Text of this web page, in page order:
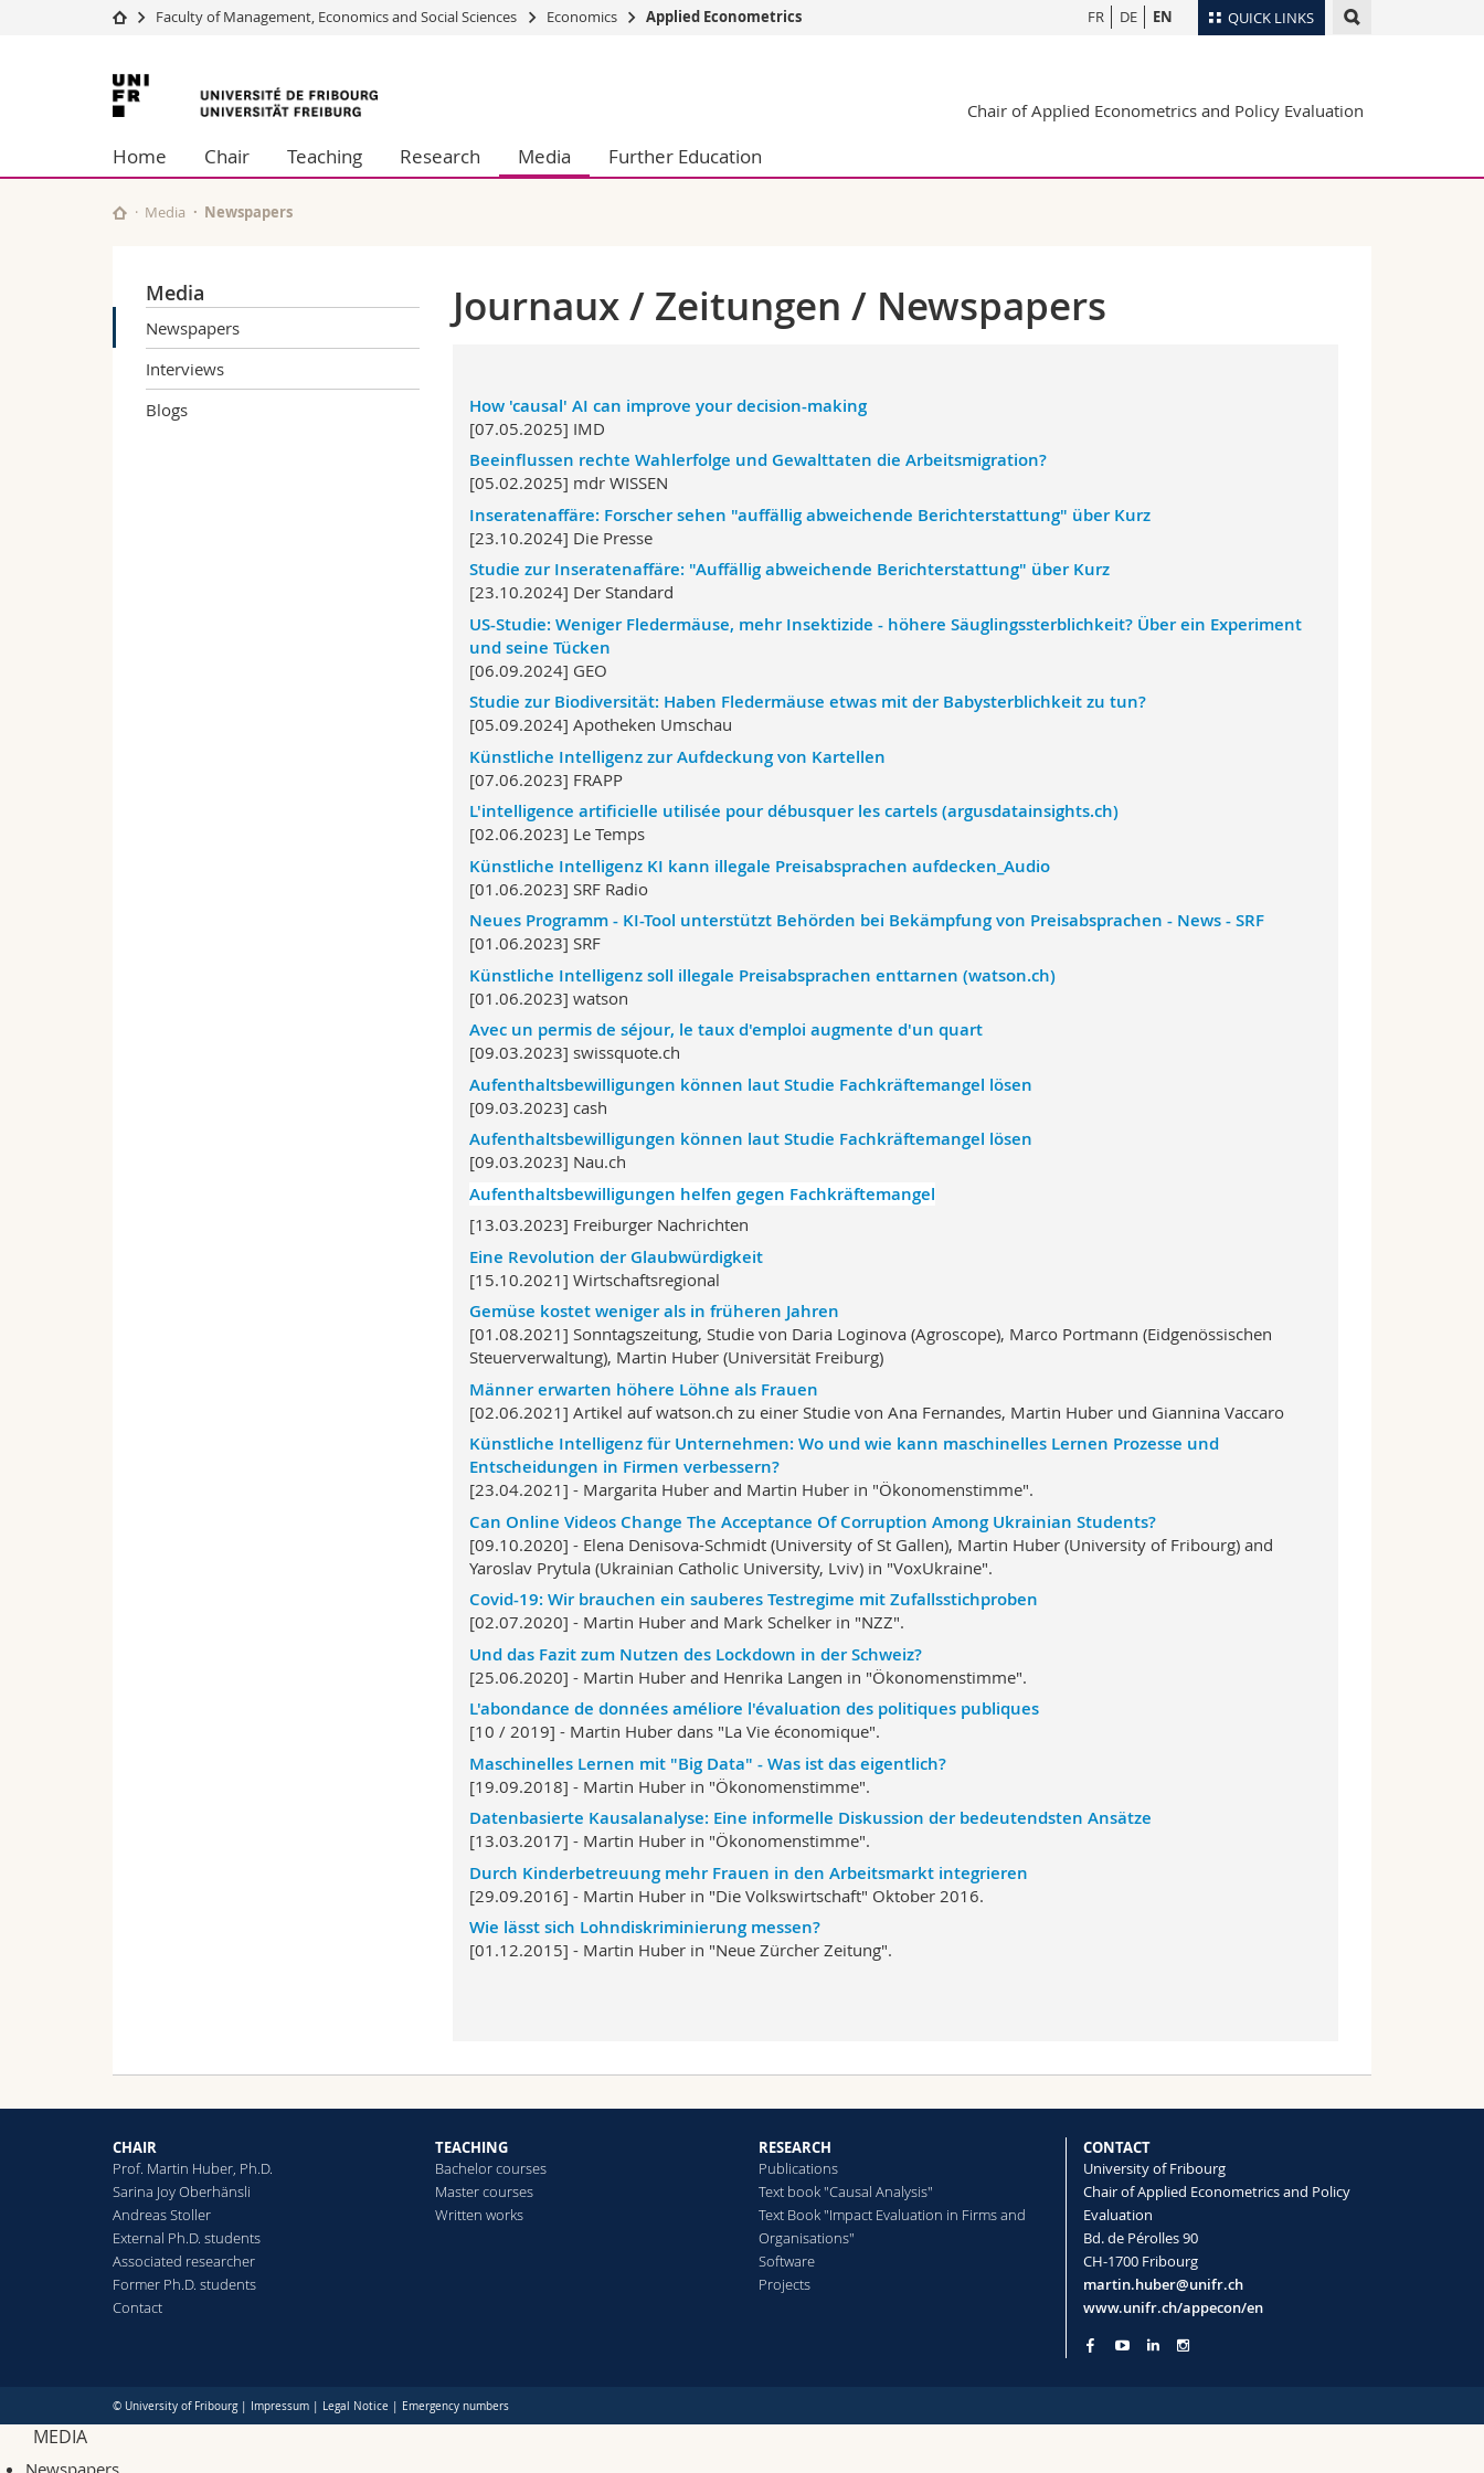
QUICK LINKS
University
Studies
Research
University
Continuing education
Management, Economics and Social sciences
Humanities
Prospective students
Researchers
Maps/Orientation
Webmail
FR DE EN
Faculty of Management, Economics and Social Sciences Economics Applied Econometrics
University
of
Fribourg
Chair of Applied Econometrics and Policy Evaluation
Home Chair Teaching Research Media Further Education
Media Newspapers
Media
Newspapers
Interviews
Blogs
Journaux / Zeitungen / Newspapers
How 'causal' AI can improve your decision-making
[07.05.2025] IMD
Beeinflussen rechte Wahlerfolge und Gewalttaten die Arbeitsmigration?
[05.02.2025] mdr WISSEN
Inseratenaffäre: Forscher sehen "auffällig abweichende Berichterstattung" über Kurz
[23.10.2024] Die Presse
Studie zur Inseratenaffäre: "Auffällig abweichende Berichterstattung" über Kurz
[23.10.2024] Der Standard
US-Studie: Weniger Fledermäuse, mehr Insektizide - höhere Säuglingssterblichkeit? Über ein Experiment
und seine Tücken
[06.09.2024] GEO
Studie zur Biodiversität: Haben Fledermäuse etwas mit der Babysterblichkeit zu tun?
[05.09.2024] Apotheken Umschau
Künstliche Intelligenz zur Aufdeckung von Kartellen
[07.06.2023] FRAPP
L'intelligence artificielle utilisée pour débusquer les cartels (argusdatainsights.ch)
[02.06.2023] Le Temps
Künstliche Intelligenz KI kann illegale Preisabsprachen aufdecken_Audio
[01.06.2023] SRF Radio
Neues Programm - KI-Tool unterstützt Behörden bei Bekämpfung von Preisabsprachen - News - SRF
[01.06.2023] SRF
Künstliche Intelligenz soll illegale Preisabsprachen enttarnen (watson.ch)
[01.06.2023] watson
Avec un permis de séjour, le taux d'emploi augmente d'un quart
[09.03.2023] swissquote.ch
Aufenthaltsbewilligungen können laut Studie Fachkräftemangel lösen
[09.03.2023] cash
Aufenthaltsbewilligungen können laut Studie Fachkräftemangel lösen
[09.03.2023] Nau.ch
Aufenthaltsbewilligungen helfen gegen Fachkräftemangel
[13.03.2023] Freiburger Nachrichten
Eine Revolution der Glaubwürdigkeit
[15.10.2021] Wirtschaftsregional
Gemüse kostet weniger als in früheren Jahren
[01.08.2021] Sonntagszeitung, Studie von Daria Loginova (Agroscope), Marco Portmann (Eidgenössischen
Steuerverwaltung), Martin Huber (Universität Freiburg)
Männer erwarten höhere Löhne als Frauen
[02.06.2021] Artikel auf watson.ch zu einer Studie von Ana Fernandes, Martin Huber und Giannina Vaccaro
Künstliche Intelligenz für Unternehmen: Wo und wie kann maschinelles Lernen Prozesse und
Entscheidungen in Firmen verbessern?
[23.04.2021] - Margarita Huber and Martin Huber in "Ökonomenstimme".
Can Online Videos Change The Acceptance Of Corruption Among Ukrainian Students?
[09.10.2020] - Elena Denisova-Schmidt (University of St Gallen), Martin Huber (University of Fribourg) and
Yaroslav Prytula (Ukrainian Catholic University, Lviv) in "VoxUkraine".
Covid-19: Wir brauchen ein sauberes Testregime mit Zufallsstichproben
[02.07.2020] - Martin Huber and Mark Schelker in "NZZ".
Und das Fazit zum Nutzen des Lockdown in der Schweiz?
[25.06.2020] - Martin Huber and Henrika Langen in "Ökonomenstimme".
L'abondance de données améliore l'évaluation des politiques publiques
[10 / 2019] - Martin Huber dans "La Vie économique".
Maschinelles Lernen mit "Big Data" - Was ist das eigentlich?
[19.09.2018] - Martin Huber in "Ökonomenstimme".
Datenbasierte Kausalanalyse: Eine informelle Diskussion der bedeutendsten Ansätze
[13.03.2017] - Martin Huber in "Ökonomenstimme".
Durch Kinderbetreuung mehr Frauen in den Arbeitsmarkt integrieren
[29.09.2016] - Martin Huber in "Die Volkswirtschaft" Oktober 2016.
Wie lässt sich Lohndiskriminierung messen?
[01.12.2015] - Martin Huber in "Neue Zürcher Zeitung".
CHAIR
Prof. Martin Huber, Ph.D.
Sarina Joy Oberhänsli
Andreas Stoller
External Ph.D. students
Associated researcher
Former Ph.D. students
Contact
TEACHING
Bachelor courses
Master courses
Written works
RESEARCH
Publications
Text book "Causal Analysis"
Text Book "Impact Evaluation in Firms and
Organisations"
Software
Projects
CONTACT
University of Fribourg
Chair of Applied Econometrics and Policy
Evaluation
Bd. de Pérolles 90
CH-1700 Fribourg
martin.huber@unifr.ch
www.unifr.ch/appecon/en
© University of Fribourg | Impressum | Legal Notice | Emergency numbers
MEDIA
Newspapers